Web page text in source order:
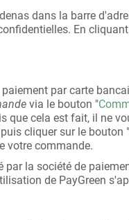
dans la barre
En
par carte
via le bouton "
que cela est fait, il ne
cliquer sur le
votre commande.
la société de
de PayGreen